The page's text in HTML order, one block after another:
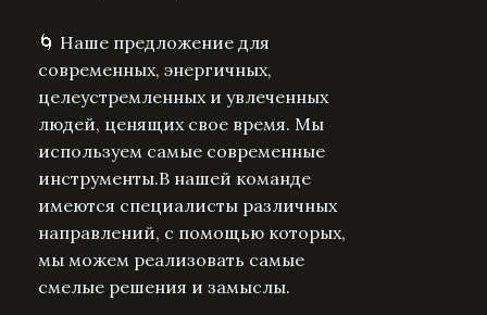
🌀 Наше предложение для
современных, энергичных,
целеустремленных и увлеченных
людей, ценящих свое время. Мы
используем самые современные
инструменты.В нашей команде
имеются специалисты различных
направлений, с помощью которых,
мы можем реализовать самые
смелые решения и замыслы.